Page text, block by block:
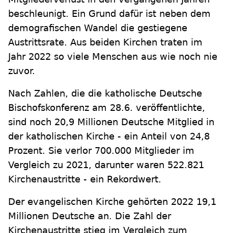
beschleunigt. Ein Grund dafür ist neben dem
demografischen Wandel die gestiegene
Austrittsrate. Aus beiden Kirchen traten im
Jahr 2022 so viele Menschen aus wie noch nie
zuvor.
Nach Zahlen, die die katholische Deutsche
Bischofskonferenz am 28.6. veröffentlichte,
sind noch 20,9 Millionen Deutsche Mitglied in
der katholischen Kirche - ein Anteil von 24,8
Prozent. Sie verlor 700.000 Mitglieder im
Vergleich zu 2021, darunter waren 522.821
Kirchenaustritte - ein Rekordwert.
Der evangelischen Kirche gehörten 2022 19,1
Millionen Deutsche an. Die Zahl der
Kirchenaustritte stieg im Vergleich zum